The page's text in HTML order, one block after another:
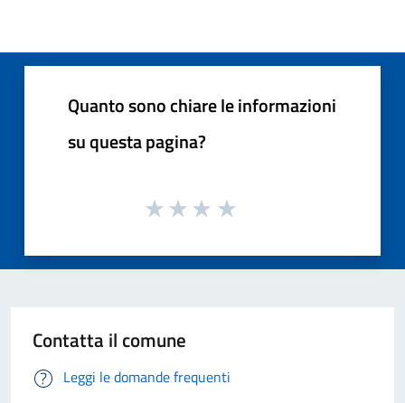
Quanto sono chiare le informazioni
su questa pagina?
Contatta il comune
Leggi le domande frequenti